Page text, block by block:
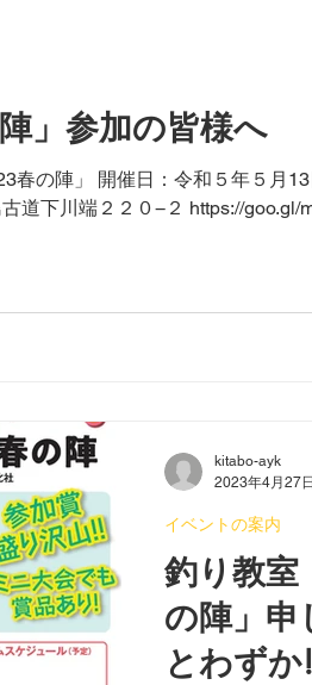
」参加の皆様へ
春の陣」 開催日：令和５年５
道下川端２２０−２ https://goo.gl/
釣り教室
の陣」申
とわずか
イベントの案内
kitabo-ayk
2023年4月27日